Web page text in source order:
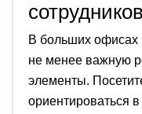
В больших офисах
не менее важную
элементы.
ориентироваться